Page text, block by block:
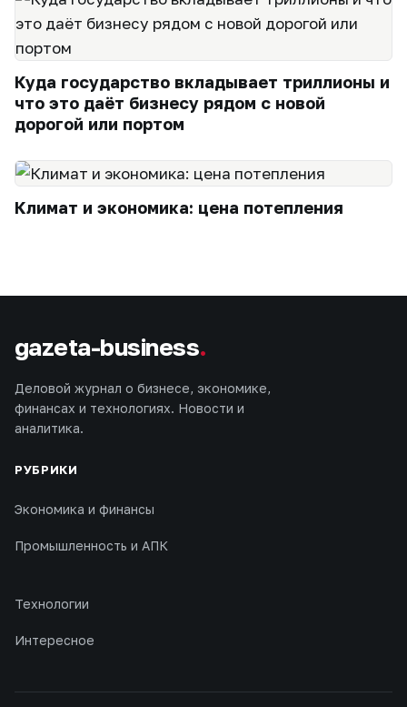
Куда государство вкладывает триллионы и
что это даёт бизнесу рядом с новой
дорогой или портом
Климат и экономика: цена потепления
gazeta-business.
Деловой журнал о бизнесе, экономике,
финансах и технологиях. Новости и
аналитика.
РУБРИКИ
Экономика и финансы
Промышленность и АПК
Технологии
Интересное